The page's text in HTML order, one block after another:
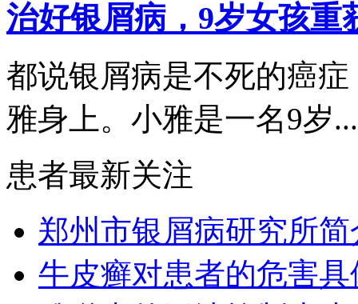
治好银屑病，9岁女孩重
都说银屑病是不死的癌
雅身上。小雅是一名9岁...
患者最新关注
郑州市银屑病研究所简
牛皮癣对患者的危害